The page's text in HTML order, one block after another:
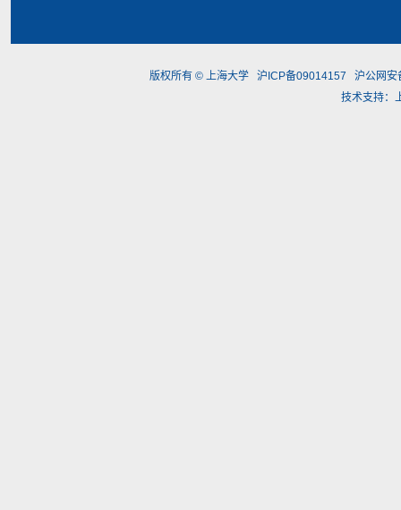
版权所有 © 上海大学 沪ICP备09014157
沪公网
技术支持：